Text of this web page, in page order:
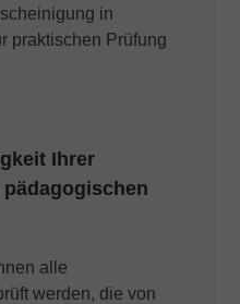
in
praktischen Prüfung
Ihrer
alle
werden, die von